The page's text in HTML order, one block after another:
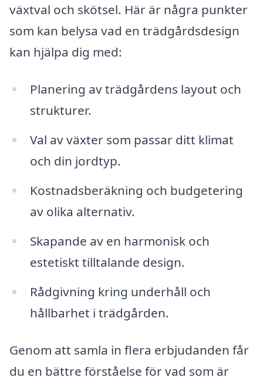
växtval och skötsel. Här är några punkter
som kan belysa vad en trädgårdsdesign
kan hjälpa dig med:
Planering av trädgårdens layout och
strukturer.
Val av växter som passar ditt klimat
och din jordtyp.
Kostnadsberäkning och budgetering
av olika alternativ.
Skapande av en harmonisk och
estetiskt tilltalande design.
Rådgivning kring underhåll och
hållbarhet i trädgården.
Genom att samla in flera erbjudanden får
du en bättre förståelse för vad som är